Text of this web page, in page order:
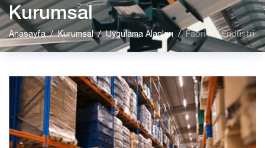
Kurumsal
Anasayfa Kurumsal Uygulama Alanları Fabrika / Endüstri